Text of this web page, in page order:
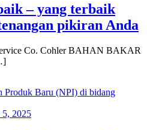
– yang terbaik
pikiran Anda
Co. Cohler BAHAN BAKAR
5, 2025